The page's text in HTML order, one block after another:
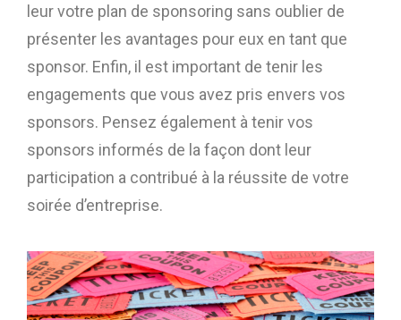
leur votre plan de sponsoring sans oublier de
présenter les avantages pour eux en tant que
sponsor. Enfin, il est important de tenir les
engagements que vous avez pris envers vos
sponsors. Pensez également à tenir vos
sponsors informés de la façon dont leur
participation a contribué à la réussite de votre
soirée d’entreprise.